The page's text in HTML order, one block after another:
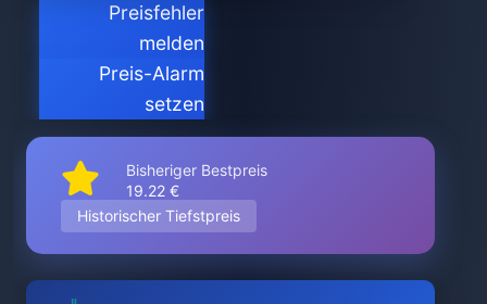
Preisfehler
melden
Preis-Alarm
setzen
Bisheriger Bestpreis
19.22 €
Historischer Tiefstpreis